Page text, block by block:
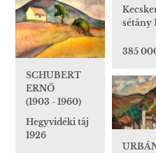
sétány
385
SCHUBERT
ERNŐ
(1903 - 1960)
Hegyvidéki táj
1926